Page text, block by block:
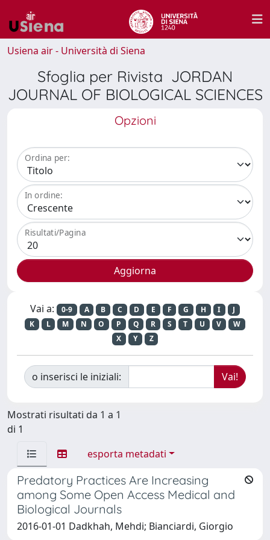
Usiena air - Università di Siena
Sfoglia per Rivista JORDAN
JOURNAL OF BIOLOGICAL SCIENCES
Opzioni
Ordina per:
In ordine:
Risultati/Pagina
Vai a: 0-9 A B C D E F G H I
J
K
L M N O P Q R S T U V
W
X
Y Z
o inserisci le iniziali:
Mostrati risultati da 1 a 1
di 1
esporta metadati
Predatory Practices Are Increasing
among Some Open Access Medical and
Biological Journals
2016-01-01 Dadkhah, Mehdi; Bianciardi, Giorgio